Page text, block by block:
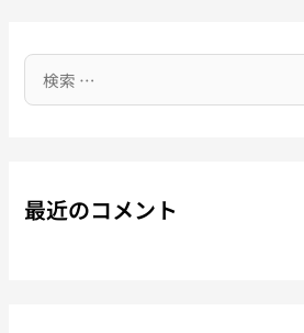
最近のコメント